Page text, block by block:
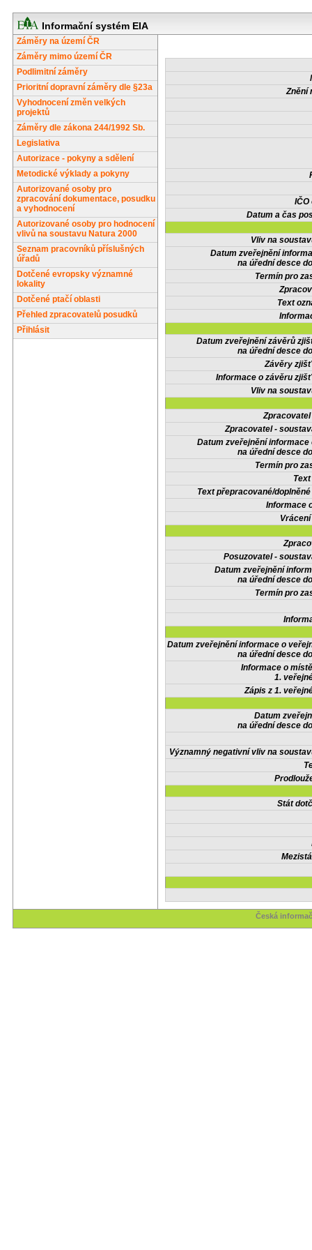
Informační systém EIA
Záměry na území ČR
Záměry mimo území ČR
Podlimitní záměry
Prioritní dopravní záměry dle §23a
Vyhodnocení změn velkých
projektů
Záměry dle zákona 244/1992 Sb.
Legislativa
Autorizace - pokyny a sdělení
Metodické výklady a pokyny
Autorizované osoby pro
zpracování dokumentace, posudku
a vyhodnocení
Autorizované osoby pro hodnocení
vlivů na soustavu Natura 2000
Seznam pracovníků příslušných
úřadů
Dotčené evropsky významné
lokality
Dotčené ptačí oblasti
Přehled zpracovatelů posudků
Přihlásit
Znění
IČO
Datum a čas
Vliv na
Datum zveřejnění
na úřední desce
Termín pro
Text
Datum zveřejnění závěrů
na úřední desce
Závěry
Informace o závěru
Vliv na
Zpracovatel -
Datum zveřejnění informace
na úřední desce
Termín pro
Text přepracované/
Informace
Posuzovatel -
Datum zveřejnění
na úřední desce
Termín pro
Datum zveřejnění informace o
na úřední desce
Informace o
1.
Zápis z 1.
Datum
na úřední desce
Významný negativní vliv na
Stát
Česká